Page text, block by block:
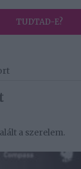
TUDTAD-E?
a szerelem.